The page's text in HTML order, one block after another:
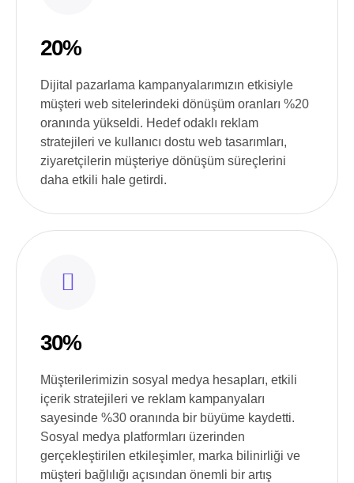
20%
Dijital pazarlama kampanyalarımızın etkisiyle
müşteri web sitelerindeki dönüşüm oranları %20
oranında yükseldi. Hedef odaklı reklam
stratejileri ve kullanıcı dostu web tasarımları,
ziyaretçilerin müşteriye dönüşüm süreçlerini
daha etkili hale getirdi.
30%
Müşterilerimizin sosyal medya hesapları, etkili
içerik stratejileri ve reklam kampanyaları
sayesinde %30 oranında bir büyüme kaydetti.
Sosyal medya platformları üzerinden
gerçekleştirilen etkileşimler, marka bilinirliği ve
müşteri bağlılığı açısından önemli bir artış